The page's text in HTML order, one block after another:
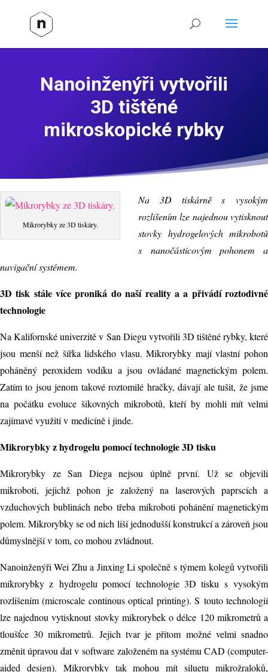
Nanoinženýři vytvořili
3D tištěné
mikroskopické rybky
Mikrorybky ze 3D tiskáry.
Na 3D tiskárně s vysokým
rozlišením lze najednou vytisknout
stovky hydrogelových mikrobotů
s nanočásticovým pohonem a
navigační systémem.
3D tisk stále více proniká do naší reality a a přivádí roztodivné
technologie
Na Kalifornské univerzitě v San Diegu vytvořili 3D tištěné rybky, které
jsou menší než šířka lidského vlasu. Mikrorybky mají vlastní pohon
poháněný peroxidem vodíku a jsou ovládané magnetickým polem.
Zatím to jsou jenom takové roztomilé hračky, dávají ale tušit, že jsme
na počátku evoluce šikovných mikrobotů, kteří by mohli mít velmi
zajímavé využití v medicíně i jinde.
Mikrorybky z hydrogelu pomocí technologie 3D tisku
Mikrorybky ze San Diega nejsou úplně první. Už se objevili
mikroboti, jejichž pohon je založený na laserových paprscích a
vzduchových bublinách nebo třeba mikroboti pohánění magnetickým
polem. Mikrorybky se od nich liší jednodušší konstrukcí a zároveň jsou
důmyslnější v tom, co mohou zvládnout.
Nanoinženýři Wei Zhu a Jinxing Li společně s týmem kolegů vytvořili
mikrorybky z hydrogelu pomocí technologie 3D tisku s vysokým
rozlišením (microscale continous optical printing). S touto technologií
lze najednou vytisknout stovky mikrorybek o délce 120 mikrometrů a
tloušťce 30 mikrometrů. Jejich tvar je přitom možné velmi snadno
změnit úpravou dat v software založeném na systému CAD (computer-
aided design). Mikrorybky tak mohou mít siluetu mikrožraloků,